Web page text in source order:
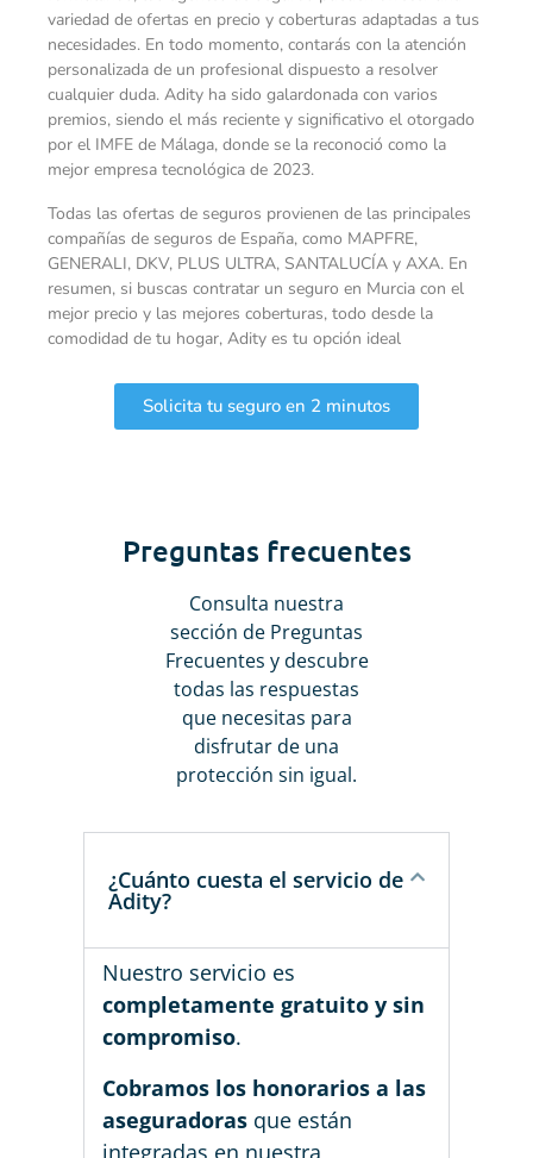
variedad de ofertas en precio y coberturas adaptadas a tus
necesidades. En todo momento, contarás con la atención
personalizada de un profesional dispuesto a resolver
cualquier duda. Adity ha sido galardonada con varios
premios, siendo el más reciente y significativo el otorgado
por el IMFE de Málaga, donde se la reconoció como la
mejor empresa tecnológica de 2023.
Todas las ofertas de seguros provienen de las principales
compañías de seguros de España, como MAPFRE,
GENERALI, DKV, PLUS ULTRA, SANTALUCÍA y AXA. En
resumen, si buscas contratar un seguro en Murcia con el
mejor precio y las mejores coberturas, todo desde la
comodidad de tu hogar, Adity es tu opción ideal
Solicita tu seguro en 2 minutos
Preguntas frecuentes
Consulta nuestra
sección de Preguntas
Frecuentes y descubre
todas las respuestas
que necesitas para
disfrutar de una
protección sin igual.
¿Cuánto cuesta el servicio de
Adity?
Nuestro servicio es
completamente gratuito y sin
compromiso.
Cobramos los honorarios a las
aseguradoras que están
integradas en nuestra